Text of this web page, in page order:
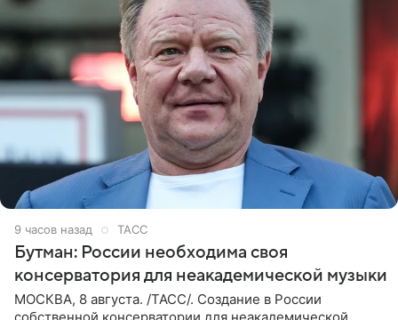
9 часов назад ТАСС
Бутман: России необходима своя
консерватория для неакадемической музыки
МОСКВА, 8 августа. /ТАСС/. Создание в России